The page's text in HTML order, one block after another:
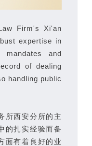
Firm's Xi'an
expertise in
and
of dealing
handling public
所西安分所的主
的扎实经验而备
面有着良好的业